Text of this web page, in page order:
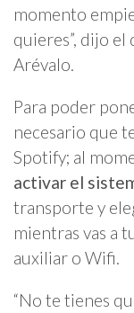
momento
quieres”, dijo
Arévalo.
Para poder
necesario que
Spotify; al
activar el
transporte y
mientras vas a
auxiliar o Wifi.
“No te tienes